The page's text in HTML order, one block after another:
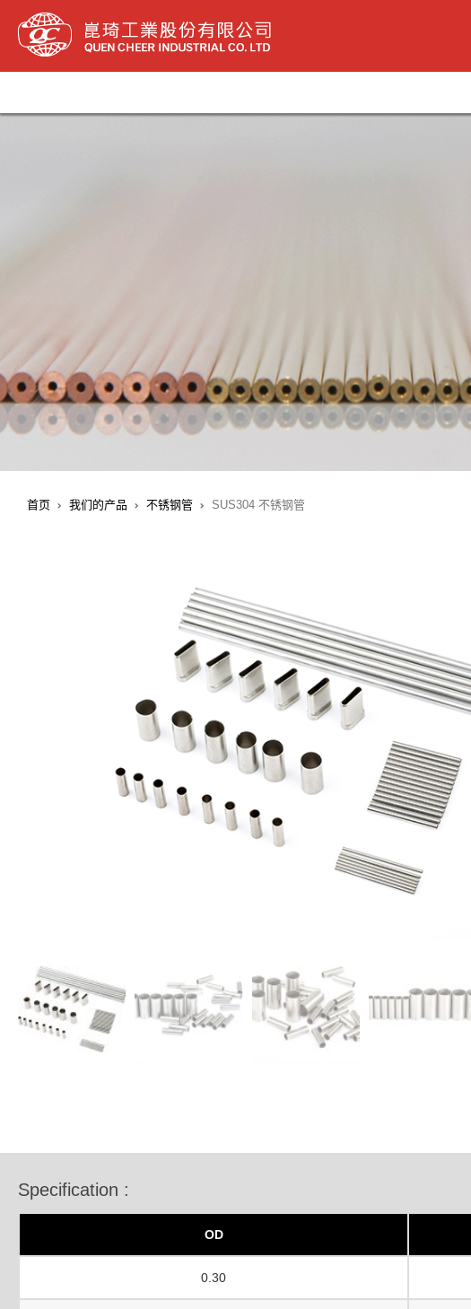
容
首页 我们的产品 不锈钢管 SUS304 不锈钢管
Specification :
OD
0.30